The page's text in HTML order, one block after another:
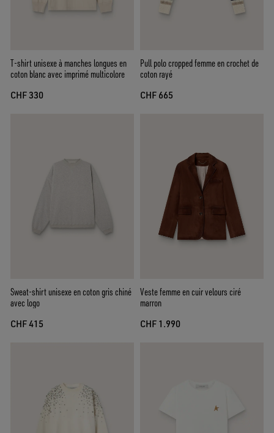
T-shirt unisexe à manches longues en
coton blanc avec imprimé multicolore
CHF 330
Pull polo cropped femme en crochet de
coton rayé
CHF 665
Sweat-shirt unisexe en coton gris chiné
avec logo
CHF 415
Veste femme en cuir velours ciré
marron
CHF 1.990